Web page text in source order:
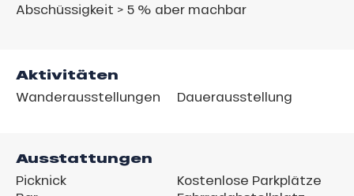
Abschüssigkeit > 5 % aber machbar
Aktivitäten
Wanderausstellungen Dauerausstellung
Ausstattungen
Picknick
Kostenlose Parkplätze